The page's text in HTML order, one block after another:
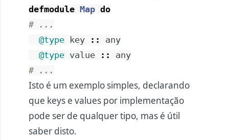
defmodule Map do
# ...
@type
key ::
any
@type value ::
any
# ...
Isto é um exemplo simples, declarando
que keys e values por implementação
pode ser de qualquer tipo, mas é útil
saber disto.